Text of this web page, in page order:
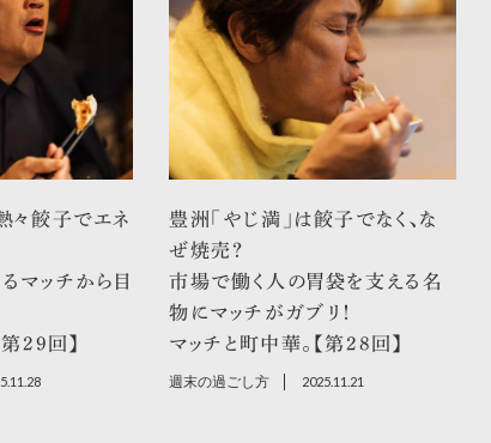
々餃子でエネ
マッチから目
29回】
豊洲「やじ満」は餃子でなく、な
ぜ焼売？
市場で働く人の胃袋を支える名
物にマッチがガブリ！
マッチと町中華。【第28回】
週末の過ごし方 2025.11.21